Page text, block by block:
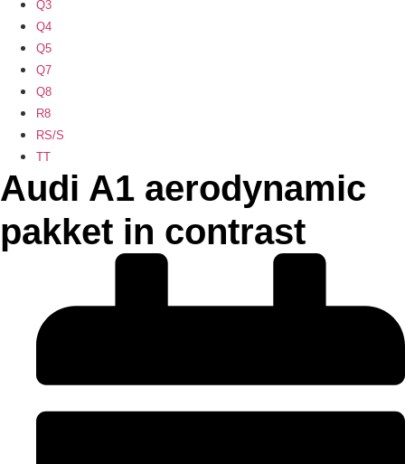
Q3
Q4
Q5
Q7
Q8
R8
RS/S
TT
Audi A1 aerodynamic
pakket in contrast